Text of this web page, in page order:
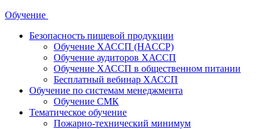
Обучение
Безопасность пищевой продукции
Обучение ХАССП (HACCP)
Обучение аудиторов ХАССП
Обучение ХАССП в общественном питании
Бесплатный вебинар ХАССП
Обучение по системам менеджмента
Обучение СМК
Тематическое обучение
Пожарно-технический минимум